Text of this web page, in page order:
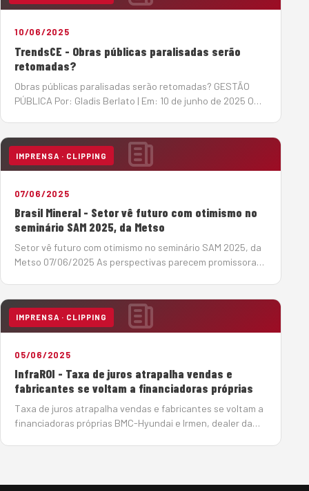
10/06/2025
TrendsCE - Obras públicas paralisadas serão
retomadas?
Obras públicas paralisadas serão retomadas? GESTÃO
PÚBLICA Por: Gladis Berlato | Em: 10 de junho de 2025 O
paralisadas, algumas delas h&a…
IMPRENSA · CLIPPING
07/06/2025
Brasil Mineral - Setor vê futuro com otimismo no
seminário SAM 2025, da Metso
Setor vê futuro com otimismo no seminário SAM 2025, da
Metso 07/06/2025 As perspectivas parecem promissoras,
os investimentos devem somar R$ 1,02 tri…
IMPRENSA · CLIPPING
05/06/2025
InfraROI - Taxa de juros atrapalha vendas e
fabricantes se voltam a financiadoras próprias
Taxa de juros atrapalha vendas e fabricantes se voltam a
financiadoras próprias BMC-Hyundai e Irmen, dealer da